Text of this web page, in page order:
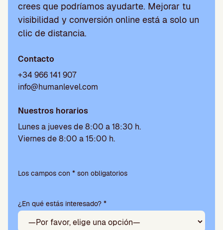
crees que podríamos ayudarte. Mejorar tu
visibilidad y conversión online está a solo un
clic de distancia.
Contacto
+34 966 141 907
info@humanlevel.com
Nuestros horarios
Lunes a jueves de 8:00 a 18:30 h.
Viernes de 8:00 a 15:00 h.
o
a
v
Los campos con * son obligatorios
¿En qué estás interesado? *